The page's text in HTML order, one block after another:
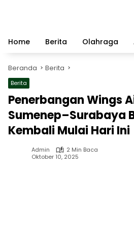
Home
Berita Olahraga
Beranda Berita
Berita
Penerbangan Wings
Sumenep–Surabaya
Kembali Mulai Hari Ini
Admin
2 Min Baca
Oktober 10, 2025